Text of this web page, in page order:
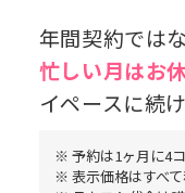
年間契約では
忙しい月はお
イペースに続
※ 予約は1ヶ月に4
※ 表示価格はすべて